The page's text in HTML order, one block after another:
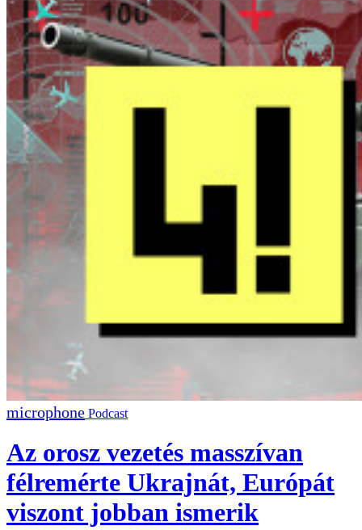
Podcast
Az orosz vezetés masszívan
félremérte Ukrajnát, Európát
viszont jobban ismerik